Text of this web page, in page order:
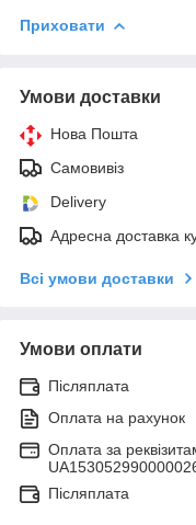
Приховати
Умови доставки
Нова Пошта
Самовивіз
Delivery
Адресна доставка
Всі умови доставки
Умови оплати
Післяплата
Оплата на рахунок
Оплата за
Післяплата